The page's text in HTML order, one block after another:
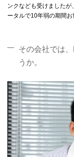
ンクなども受けましたが
ータルで10年弱の期間
その会社では
うか。